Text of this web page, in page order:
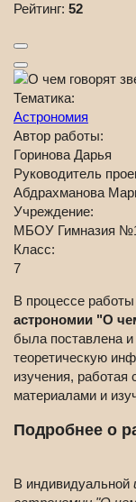
Рейтинг: 52
Тематика:
Астрономия
Автор работы:
Горинова Дарья
Руководитель
Абдрахманова
Учреждение:
МБОУ Гимназия
Класс:
7
В процессе
астрономии "О
была поставлена
теоретическую
изучения,
материалами и
Подробнее о
В индивидуальной